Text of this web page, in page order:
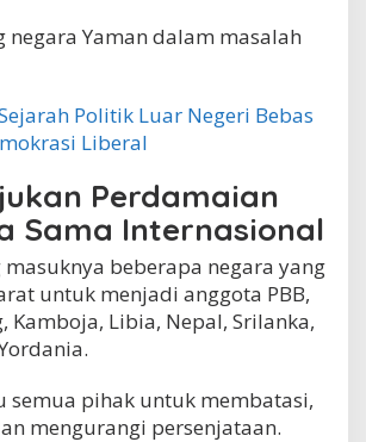
negara Yaman dalam masalah
Politik Luar Negeri Bebas
Liberal
Perdamaian
Sama Internasional
masuknya beberapa negara yang
untuk menjadi anggota PBB,
Kamboja, Libia, Nepal, Srilanka,
semua pihak untuk membatasi,
mengurangi persenjataan.